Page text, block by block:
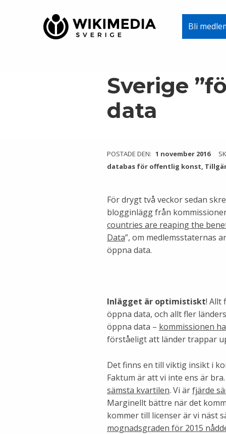
Bli
Sverige
data
POSTADE DEN: 1 november 2016
databas för offentlig konst,
För drygt två veckor sedan
blogginlägg från
countries are reaping the
Data”, om medlemsstaternas
öppna data.
Inlägget är optimistiskt! Allt
öppna data, och allt fler
öppna data – kommissionen
förståeligt att länder trappar
Det finns en till viktig insikt i
Faktum är att vi inte ens är
sämsta kvartilen. Vi ärfjärde
Marginellt bättre när det
kommer till licenser är vi näst
mognadsgraden för 2015